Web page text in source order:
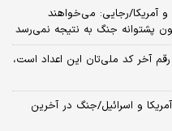
و آمریکا/رجایی: می‌خواهند
پشتوانه جنگ به نتیجه نمی‌رسد
رقم آخر کد ملی‌تان این اعداد است،
آمریکا و اسرائیل/جنگ در آخرین